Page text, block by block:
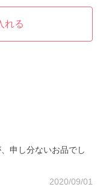
れる
申し分ないお品でし
2020/09/01